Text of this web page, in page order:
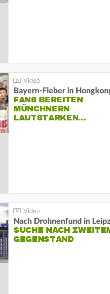
Bayern-Fieber in
FANS BEREITEN
MÜNCHNERN
LAUTSTARKEN…
Nach Drohnenfund in
SUCHE NACH
GEGENSTAND